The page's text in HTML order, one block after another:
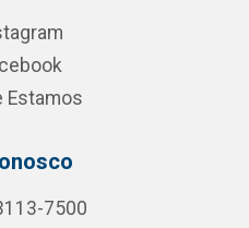
Estamos
7500